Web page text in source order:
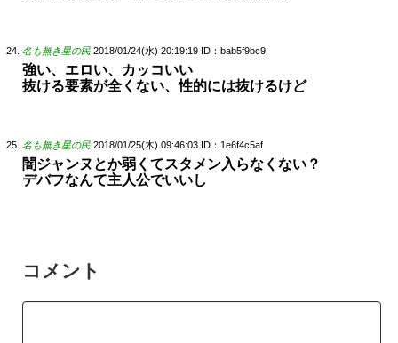
名も無き星の民 2018/01/24(水) 20:19:19 ID：bab5f9bc9
強い、エロい、カッコいい
抜ける要素が全くない、性的には抜けるけど
名も無き星の民 2018/01/25(木) 09:46:03 ID：1e6f4c5af
闇ジャンヌとか弱くてスタメン入らなくない？
デバフなんて主人公でいいし
コメント